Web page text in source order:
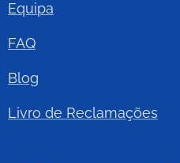
Equipa
FAQ
Blog
Livro de Reclamações